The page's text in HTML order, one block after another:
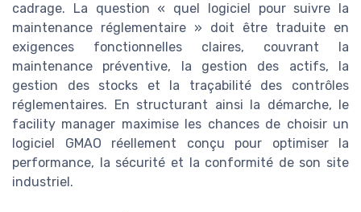
cadrage. La question « quel logiciel pour suivre la
maintenance réglementaire » doit être traduite en
exigences fonctionnelles claires, couvrant la
maintenance préventive, la gestion des actifs, la
gestion des stocks et la traçabilité des contrôles
réglementaires. En structurant ainsi la démarche, le
facility manager maximise les chances de choisir un
logiciel GMAO réellement conçu pour optimiser la
performance, la sécurité et la conformité de son site
industriel.